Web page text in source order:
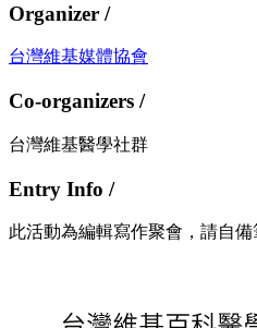
Organizer /
台灣維基媒體協會
Co-organizers /
台灣維基醫學社群
Entry Info /
此活動為編輯寫作聚會，請自